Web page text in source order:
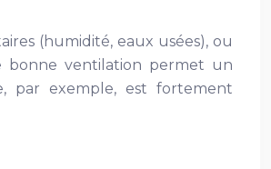
(humidité, eaux usées), ou
bonne ventilation permet un
par exemple, est fortement